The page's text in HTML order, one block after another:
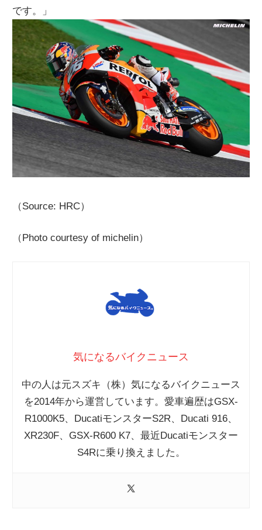
です。」
（Source: HRC）
（Photo courtesy of michelin）
気になるバイクニュース
中の人は元スズキ（株）気になるバイクニュース
を2014年から運営しています。愛車遍歴はGSX-
R1000K5、DucatiモンスターS2R、Ducati 916、
XR230F、GSX-R600 K7、最近Ducatiモンスター
S4Rに乗り換えました。